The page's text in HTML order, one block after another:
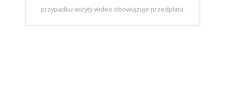
przypadku wizyty wideo obowiązuje przedpłata.